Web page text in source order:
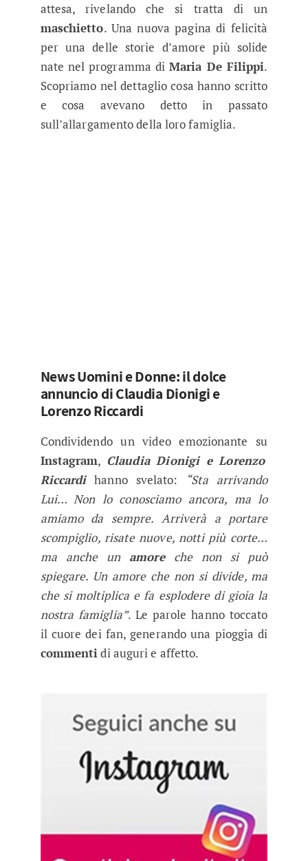
attesa, rivelando che si tratta di un
maschietto. Una nuova pagina di felicità
per una delle storie d’amore più solide
nate nel programma diMaria De Filippi.
Scopriamo nel dettaglio cosa hanno scritto
e cosa avevano detto in passato
sull’allargamento della loro famiglia.
News Uomini e Donne: il dolce
annuncio di Claudia Dionigi e
Lorenzo Riccardi
Condividendo un video emozionante su
Instagram, Claudia Dionigi e Lorenzo
Riccardihanno svelato:
“Sta arrivando
Lui… Non lo conosciamo ancora, ma lo
amiamo da sempre. Arriverà a portare
scompiglio, risate nuove, notti più corte…
ma anche un amoreche non si può
spiegare. Un amore che non si divide, ma
che si moltiplica e fa esplodere di gioia la
nostra famiglia”. Le parole hanno toccato
il cuore dei fan, generando una pioggia di
commentidi auguri e affetto.